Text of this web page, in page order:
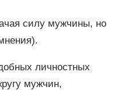
силу мужчины, но
личностных
мужчин,